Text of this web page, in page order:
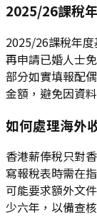
2025/26課稅
2025/26課稅年
再申請已婚人士
部分如實填報配
金額，避免因資
如何處理海外
香港薪俸稅只對
寫報稅表時需在
可能要求額外文
少六年，以備查核